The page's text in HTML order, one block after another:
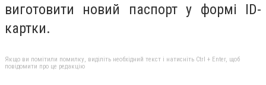
виготовити новий паспорт у формі ІD-
картки.
Якщо ви помітили помилку, виділіть необхідний текст і натисніть Ctrl + Enter, щоб
повідомити про це редакцію